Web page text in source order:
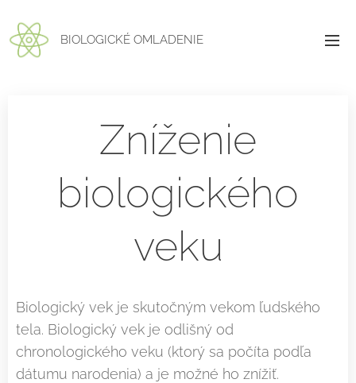
BIOLOGICKÉ OMLADENIE
Zníženie
biologického
veku
Biologický vek je skutočným vekom ľudského
tela. Biologický vek je odlišný od
chronologického veku (ktorý sa počíta podľa
dátumu narodenia) a je možné ho znížiť.